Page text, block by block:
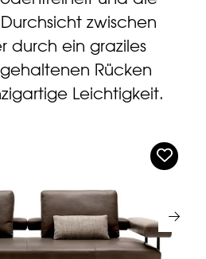
zwischen
durch ein graziles
Rücken
Leichtigkeit.